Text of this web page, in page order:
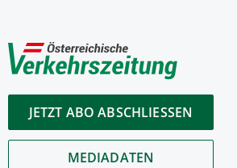
JETZT ABO ABSCHLIESSEN
MEDIADATEN